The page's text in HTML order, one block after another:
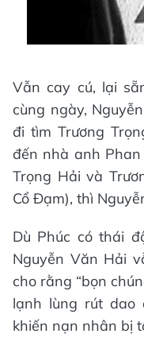
Vẫn cay cú, lại
cùng ngày,
đi tìm Trương
đến nhà anh
Trọng Hải và
Cổ Đạm), thì
Dù Phúc có thái
Nguyễn Văn Hải
cho rằng “bọn
lạnh lùng rút dao
khiến nạn nhân bị